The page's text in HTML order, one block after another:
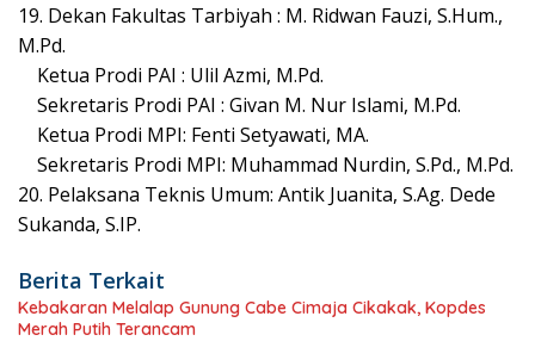
19. Dekan Fakultas Tarbiyah : M. Ridwan Fauzi, S.Hum.,
M.Pd.
Ketua Prodi PAI : Ulil Azmi, M.Pd.
Sekretaris Prodi PAI : Givan M. Nur Islami, M.Pd.
Ketua Prodi MPI: Fenti Setyawati, MA.
Sekretaris Prodi MPI: Muhammad Nurdin, S.Pd., M.Pd.
20. Pelaksana Teknis Umum: Antik Juanita, S.Ag. Dede
Sukanda, S.IP.
Berita Terkait
Kebakaran Melalap Gunung Cabe Cimaja Cikakak, Kopdes
Merah Putih Terancam